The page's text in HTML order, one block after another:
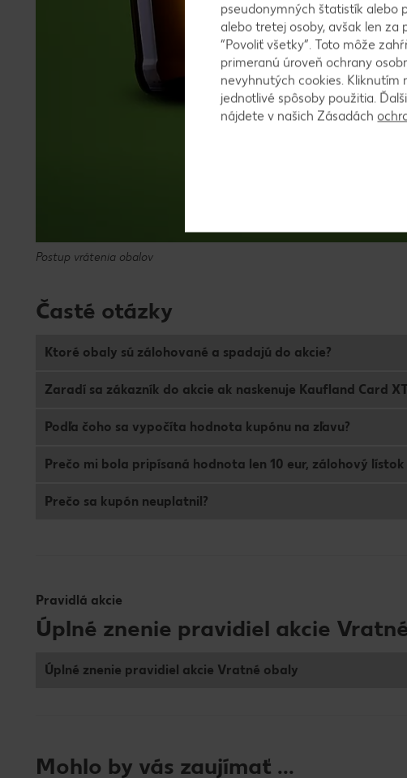
Postup vrátenia obalov
Časté otázky
Ktoré obaly sú zálohované a spadajú do akcie?
Zaradí sa zákazník do akcie ak naskenuje Kaufland Card
Podľa čoho sa vypočíta hodnota kupónu na zľavu?
Prečo mi bola pripísaná hodnota len 10 eur, zálohový
Prečo sa kupón neuplatnil?
Pravidlá akcie
Úplné znenie pravidiel akcie
Úplné znenie pravidiel akcie Vratné obaly
Mohlo by vás zaujímať ...
pseudonymných štatistík alebo
alebo tretej osoby, avšak len
“Povoliť všetky”. Toto môže
primeranú úroveň ochrany
nevyhnutých cookies. Kliknutím
jednotlivé spôsoby použitia.
nájdete v našich Zásadách